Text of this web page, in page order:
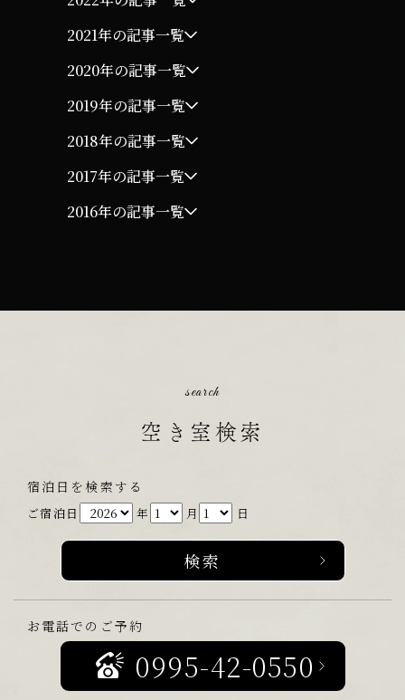
2021年の記事一覧
2020年の記事一覧
2019年の記事一覧
2018年の記事一覧
2017年の記事一覧
2016年の記事一覧
search
空き室検索
宿泊日を検索する
ご宿泊日 年 月 日
お電話でのご予約
0995-42-0550